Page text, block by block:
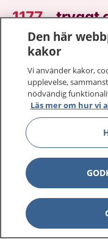
1177–tryggt
På 1177.se får du
Logga in för att
vårdärenden. Ring
1177 ger dig råd
1177 på flera språk
Den här
kakor
Vi använder kakor,
upplevelse,
nödvändig
Läs mer om hur vi